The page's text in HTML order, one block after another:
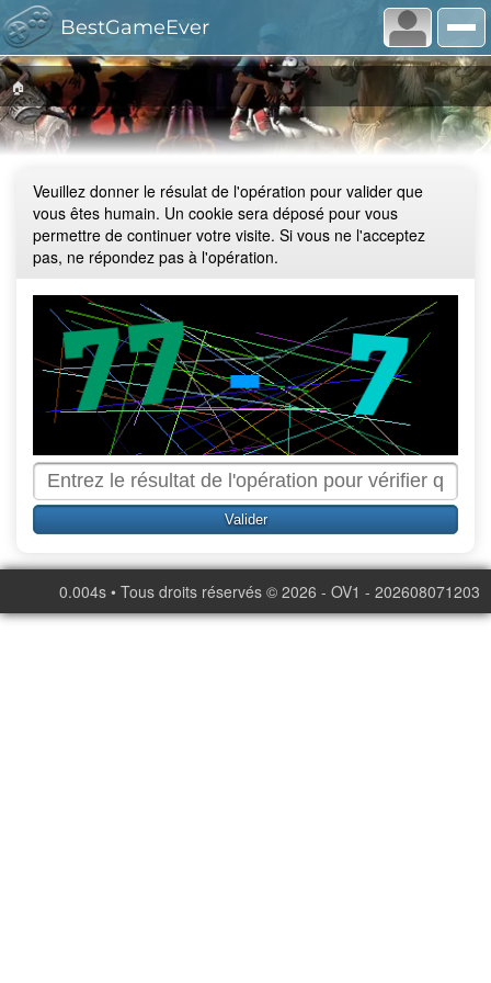
BestGameEver
🏠
Veuillez donner le résulat de l'opération pour valider que
vous êtes humain. Un cookie sera déposé pour vous
permettre de continuer votre visite. Si vous ne l'acceptez
pas, ne répondez pas à l'opération.
0.004s • Tous droits réservés © 2026 - OV1 - 202608071203